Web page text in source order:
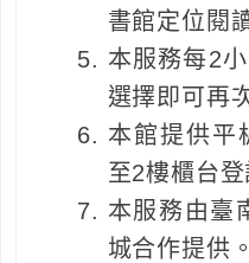
書館定位閱
本服務每2
選擇即可再
本館提供平
至2樓櫃台登
本服務由臺
城合作提供。